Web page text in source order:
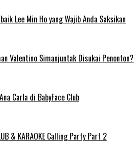
Lee Min Ho yang Wajib Anda Saksikan
Valentino Simanjuntak Disukai Penonton?
Carla di BabyFace Club
& KARAOKE Calling Party Part 2